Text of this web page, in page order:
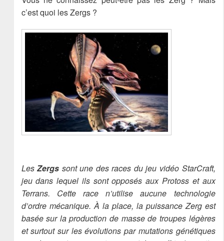
c’est quoi les Zergs ?
LesZergs sont une des races du jeu vidéo StarCraft,
jeu dans lequel ils sont opposés aux Protoss et aux
Terrans. Cette race n’utilise aucune technologie
d’ordre mécanique. À la place, la puissance Zerg est
basée sur la production de masse de troupes légères
et surtout sur les évolutions par mutations génétiques